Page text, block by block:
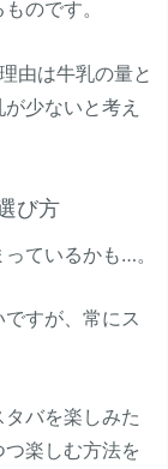
のです。
由は牛乳の量と
少ないと考え
び方
ているかも…。
すが、常にス
バを楽しみた
楽しむ方法を